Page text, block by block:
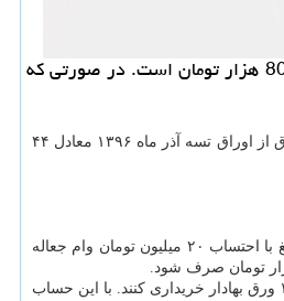
سیب پال: هر ورق از تسهیلات مسكن در این روزها حدود 45 هزار تومان داد و ستد می شود؛ بطوریكه هزینه وام مسكن زوج های تهرانی حدود 10 میلیون و 800 هزار تومان است. در صورتی كه
فرابورس ایران حدود ۴۲ هزار و ۴۰۰ تومان داد و ستد شد. همین طور هر ورق از اوراق تسه آذر ماه ۱۳۹۶ معادل ۴۴
بر این اساس زوج های تهرانی برای دریافت وام ۱۰۰ میلیون تومانی مسكن باید ۲۰۰ برگه تسهیلات مسكن خریداری كنند. آنها باید ۹ میلیون تومان صرف خرید ۲۰۰ برگ كنند. به این مبلغ با احتساب ۲۰ میلیون تومان وام جعاله
همچنین زوج های غیر تهرانی كه در شهرهایی با جمعیت بیش تر از ۲۰۰ هزار نفر جمعیت زندگی می كنند، می توانند تا سقف ۸۰ میلیون تومان وام بگیرند كه برای گرفتن این مبلغ باید ۱۶۰ ورق بهادار خریداری كنند. با این حساب